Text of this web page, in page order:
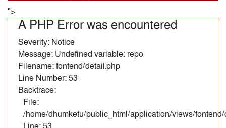
">
A PHP Error was encountered
Severity: Notice
Message: Undefined variable: repo
Filename: fontend/detail.php
Line Number: 53
Backtrace:
File:
/home/dhumketu/public_html/application/views/